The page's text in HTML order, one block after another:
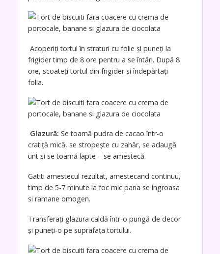
Acoperiți tortul în straturi cu folie și puneți la
frigider timp de 8 ore pentru a se întări. După 8
ore, scoateți tortul din frigider și îndepărtați
folia.
Glazură: Se toarnă pudra de cacao într-o
cratiță mică, se stropește cu zahăr, se adaugă
unt și se toarnă lapte – se amestecă.
Gatiti amestecul rezultat, amestecand continuu,
timp de 5-7 minute la foc mic pana se ingroasa
si ramane omogen.
Transferați glazura caldă într-o pungă de decor
și puneți-o pe suprafața tortului.